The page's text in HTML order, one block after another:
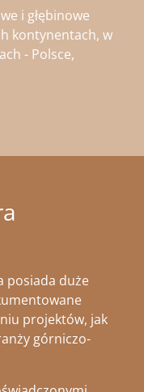
i głębinowe
kontynentach, w
- Polsce,
posiada duże
projektów, jak
górniczo-